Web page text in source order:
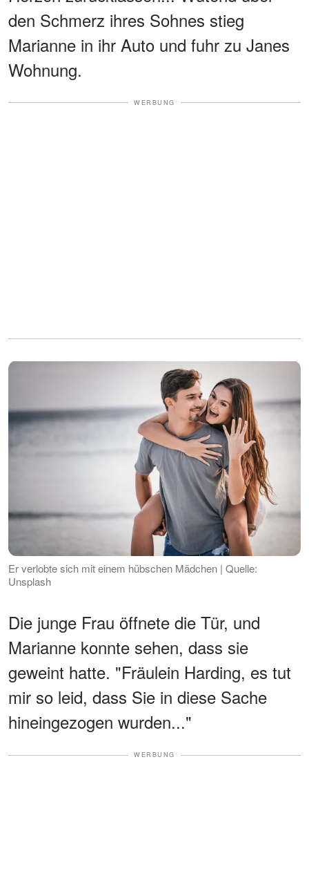
den Schmerz ihres Sohnes stieg
Marianne in ihr Auto und fuhr zu Janes
Wohnung.
WERBUNG
Er verlobte sich mit einem hübschen Mädchen | Quelle:
Unsplash
Die junge Frau öffnete die Tür, und
Marianne konnte sehen, dass sie
geweint hatte. "Fräulein Harding, es tut
mir so leid, dass Sie in diese Sache
hineingezogen wurden..."
WERBUNG